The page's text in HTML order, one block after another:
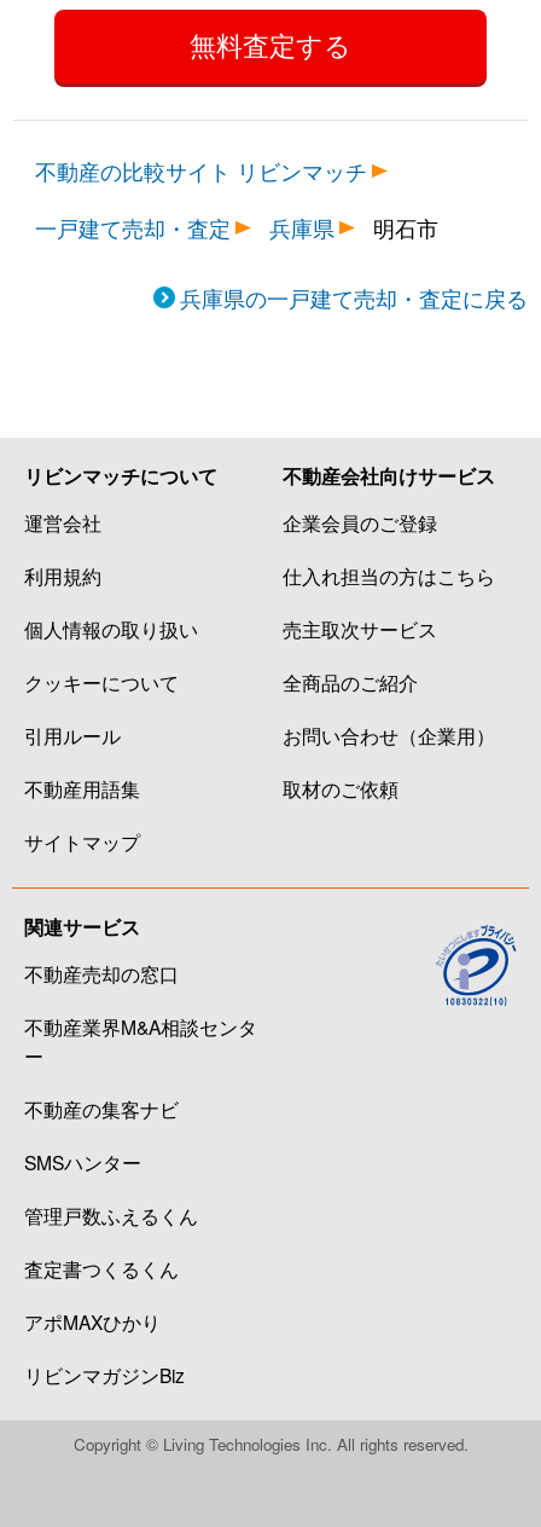
3,600万円
船上町
3,800万円
別所町
4,100万円
西明石
本町
1,100万円
明石
松が丘
松が丘
3,100万円
朝霧
松が丘
3,800万円
朝霧
松の内
30,000万円
西明石
岬町
1,100万円
明石
岬町
800万円
港町
港町
南王子町
西新町
南王子町
明南町
明南町
山下町
和坂（わさか）
和坂（わさか）
4,900万円
明石
不動産の比較サイト リビンマッチ
一戸建て売却・査定
兵庫県 明石市
兵庫県の一戸建て売却・査定に戻る
リビンマッチについて
運営会社
利用規約
個人情報の取り扱い
クッキーについて
引用ルール
不動産用語集
サイトマップ
不動産会社向けサービス
企業会員のご登録
仕入れ担当の方はこちら
売主取次サービス
全商品のご紹介
お問い合わせ（企業用）
取材のご依頼
関連サービス
不動産売却の窓口
不動産業界M&A相談センタ
ー
不動産の集客ナビ
SMSハンター
管理戸数ふえるくん
査定書つくるくん
アポMAXひかり
リビンマガジンBiz
Copyright © Living Technologies Inc. All rights reserved.